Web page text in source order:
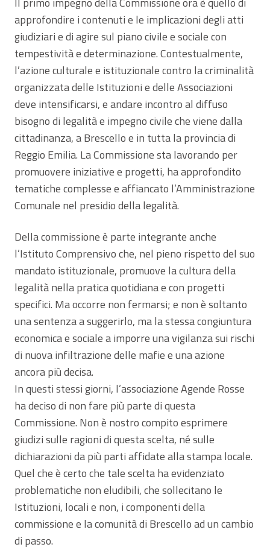
approfondire i contenuti e le implicazioni degli atti
giudiziari e di agire sul piano civile e sociale con
tempestività e determinazione. Contestualmente,
l’azione culturale e istituzionale contro la criminalità
organizzata delle Istituzioni e delle Associazioni
deve intensificarsi, e andare incontro al diffuso
bisogno di legalità e impegno civile che viene dalla
cittadinanza, a Brescello e in tutta la provincia di
Reggio Emilia. La Commissione sta lavorando per
promuovere iniziative e progetti, ha approfondito
tematiche complesse e affiancato l’Amministrazione
Comunale nel presidio della legalità.
Della commissione è parte integrante anche
l’Istituto Comprensivo che, nel pieno rispetto del suo
mandato istituzionale, promuove la cultura della
legalità nella pratica quotidiana e con progetti
specifici. Ma occorre non fermarsi; e non è soltanto
una sentenza a suggerirlo, ma la stessa congiuntura
economica e sociale a imporre una vigilanza sui rischi
di nuova infiltrazione delle mafie e una azione
ancora più decisa.
In questi stessi giorni, l’associazione Agende Rosse
ha deciso di non fare più parte di questa
Commissione. Non è nostro compito esprimere
giudizi sulle ragioni di questa scelta, né sulle
dichiarazioni da più parti affidate alla stampa locale.
Quel che è certo che tale scelta ha evidenziato
problematiche non eludibili, che sollecitano le
Istituzioni, locali e non, i componenti della
commissione e la comunità di Brescello ad un cambio
di passo.